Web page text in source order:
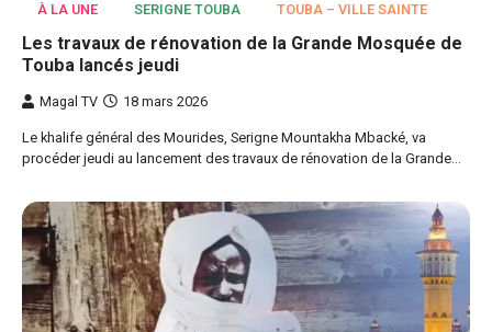
À LA UNE SERIGNE TOUBA TOUBA – VILLE SAINTE
Les travaux de rénovation de la Grande Mosquée de
Touba lancés jeudi
Magal TV 18 mars 2026
Le khalife général des Mourides, Serigne Mountakha Mbacké, va
procéder jeudi au lancement des travaux de rénovation de la Grande…